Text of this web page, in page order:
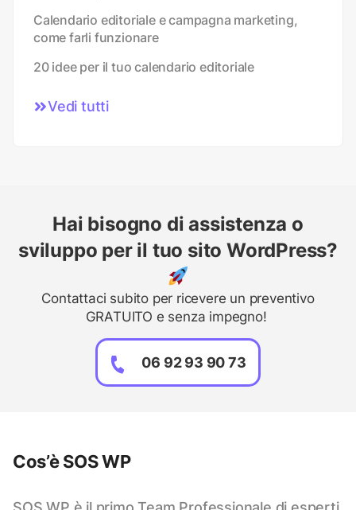
Calendario editoriale e campagna marketing,
come farli funzionare
20 idee per il tuo calendario editoriale
Vedi tutti
Hai bisogno di assistenza o
sviluppo per il tuo sito WordPress?
Contattaci subito per ricevere un preventivo
GRATUITO e senza impegno!
06 92 93 90 73
Cos’è SOS WP